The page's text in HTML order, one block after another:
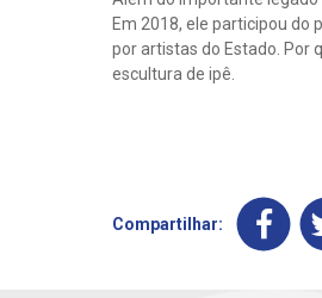
Em 2018, ele participou do
por artistas do Estado. Por
escultura de ipê.
Compartilhar: